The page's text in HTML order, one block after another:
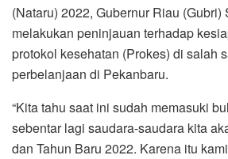
(Nataru) 2022, Gubernur Riau (Gubri)
melakukan peninjauan terhadap
protokol kesehatan (Prokes) di salah
perbelanjaan di Pekanbaru.
“Kita tahu saat ini sudah memasuki
sebentar lagi saudara-saudara kita
dan Tahun Baru 2022. Karena itu